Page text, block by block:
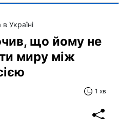
в Україні
що йому не
миру між
1 хв